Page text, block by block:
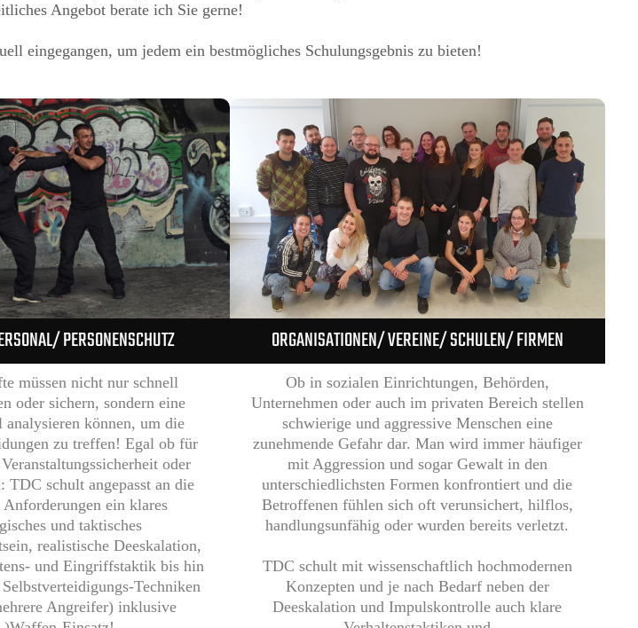
Angebot berate ich Sie gerne!
eingegangen, um jedem ein bestmögliches Schulungsgebnis zu bieten!
PERSONENSCHUTZ
müssen nicht nur schnell
oder sichern, sondern eine
analysieren können, um die
zu treffen! Egal ob für
oder
TDC schult angepasst an die
ein klares
und taktisches
realistische Deeskalation,
und Eingriffstaktik bis hin
Techniken
Angreifer) inklusive
ORGANISATIONEN/ VEREINE/ SCHULEN/ FIRMEN
Ob in sozialen Einrichtungen, Behörden,
Unternehmen oder auch im privaten Bereich stellen
schwierige und aggressive Menschen eine
zunehmende Gefahr dar. Man wird immer häufiger
mit Aggression und sogar Gewalt in den
unterschiedlichsten Formen konfrontiert und die
Betroffenen fühlen sich oft verunsichert, hilflos,
handlungsunfähig oder wurden bereits verletzt.
TDC schult mit wissenschaftlich hochmodernen
Konzepten und je nach Bedarf neben der
Deeskalation und Impulskontrolle auch klare